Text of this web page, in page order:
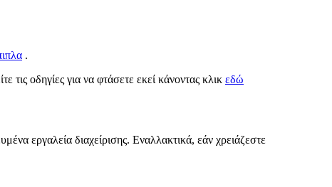
.
τις οδηγίες για να φτάσετε εκεί κάνοντας κλικ εδώ
εργαλεία διαχείρισης. Εναλλακτικά, εάν χρειάζεστε